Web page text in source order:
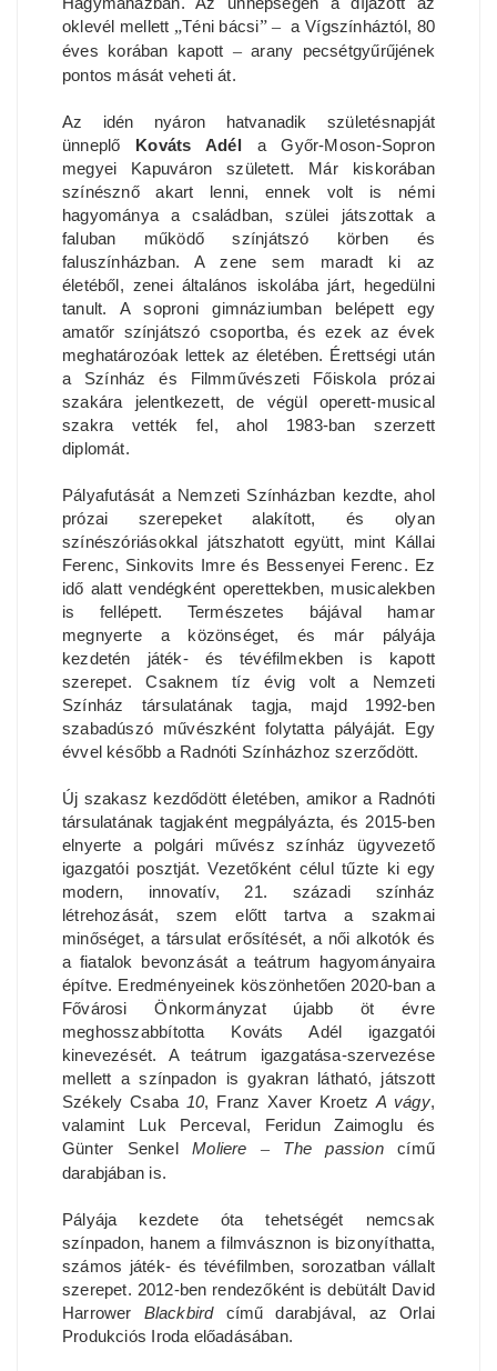
oklevél mellett „Téni bácsi” – a Vígszínháztól, 80
éves korában kapott –arany pecsétgyűrűjének
pontos mását veheti át.
Az idén nyáron hatvanadik születésnapját
ünneplő Kováts Adél a Győr-Moson-Sopron
megyei Kapuváron született. Már kiskorában
színésznő akart lenni, ennek volt is némi
hagyománya a családban, szülei játszottak a
faluban működő színjátszó körben és
faluszínházban. A zene sem maradt ki az
életéből, zenei általános iskolába járt, hegedülni
tanult. A soproni gimnáziumban belépett egy
amatőr színjátszó csoportba, és ezek az évek
meghatározóak lettek az életében. Érettségi után
a Színház és Filmművészeti Főiskola prózai
szakára jelentkezett, de végül operett-musical
szakra vették fel, ahol 1983-ban szerzett
diplomát.
Pályafutását a Nemzeti Színházban kezdte, ahol
prózai szerepeket alakított, és olyan
színészóriásokkal játszhatott együtt, mint Kállai
Ferenc, Sinkovits Imre és Bessenyei Ferenc. Ez
idő alatt vendégként operettekben, musicalekben
is fellépett. Természetes bájával hamar
megnyerte a közönséget, és már pályája
kezdetén játék- és tévéfilmekben is kapott
szerepet. Csaknem tíz évig volt a Nemzeti
Színház társulatának tagja, majd 1992-ben
szabadúszó művészként folytatta pályáját. Egy
évvel később a Radnóti Színházhoz szerződött.
Új szakasz kezdődött életében, amikor a Radnóti
társulatának tagjaként megpályázta, és 2015-ben
elnyerte a polgári művész színház ügyvezető
igazgatói posztját. Vezetőként célul tűzte ki egy
modern, innovatív, 21. századi színház
létrehozását, szem előtt tartva a szakmai
minőséget, a társulat erősítését, a női alkotók és
a fiatalok bevonzását a teátrum hagyományaira
építve. Eredményeinek köszönhetően 2020-ban a
Fővárosi Önkormányzat újabb öt évre
meghosszabbította Kováts Adél igazgatói
kinevezését. A teátrum igazgatása-szervezése
mellett a színpadon is gyakran látható, játszott
Székely Csaba 10, Franz Xaver Kroetz A vágy,
valamint Luk Perceval, Feridun Zaimoglu és
Günter SenkelMoliere – The passioncímű
darabjában is.
Pályája kezdete óta tehetségét nemcsak
színpadon, hanem a filmvásznon is bizonyíthatta,
számos játék- és tévéfilmben, sorozatban vállalt
szerepet. 2012-ben rendezőként is debütált David
Harrower Blackbird című darabjával, az Orlai
Produkciós Iroda előadásában.